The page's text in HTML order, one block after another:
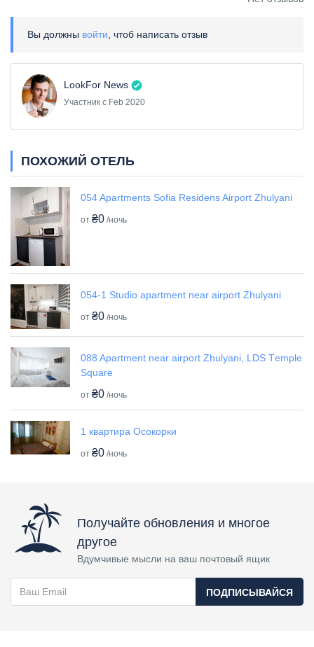
Вы должны войти , чтоб написать отзыв
LookFor News
Участник с Feb 2020
ПОХОЖИЙ ОТЕЛЬ
054 Apartments Sofia Residens Airport Zhulyani
от ₴0 /ночь
054-1 Studio apartment near airport Zhulyani
от ₴0 /ночь
088 Apartment near airport Zhulyani, LDS Tеmple
Square
от ₴0 /ночь
1 квартира Осокорки
от ₴0 /ночь
Получайте обновления и многое
другое
Вдумчивые мысли на ваш почтовый ящик
ПОДПИСЫВАЙСЯ